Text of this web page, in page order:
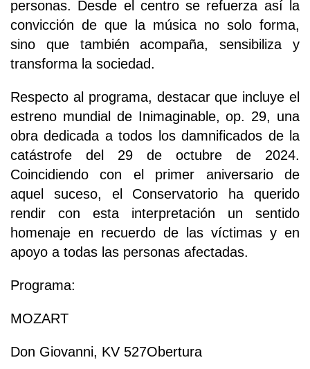
personas. Desde el centro se refuerza así la
convicción de que la música no solo forma,
sino que también acompaña, sensibiliza y
transforma la sociedad.
Respecto al programa, destacar que incluye el
estreno mundial de Inimaginable, op. 29, una
obra dedicada a todos los damnificados de la
catástrofe del 29 de octubre de 2024.
Coincidiendo con el primer aniversario de
aquel suceso, el Conservatorio ha querido
rendir con esta interpretación un sentido
homenaje en recuerdo de las víctimas y en
apoyo a todas las personas afectadas.
Programa:
MOZART
Don Giovanni, KV 527Obertura